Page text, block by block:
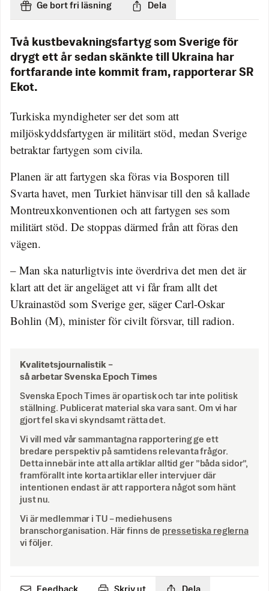
Ge bort fri läsning Dela
Två kustbevakningsfartyg som Sverige för
drygt ett år sedan skänkte till Ukraina har
fortfarande inte kommit fram, rapporterar SR
Ekot.
Turkiska myndigheter ser det som att
miljöskyddsfartygen är militärt stöd, medan Sverige
betraktar fartygen som civila.
Planen är att fartygen ska föras via Bosporen till
Svarta havet, men Turkiet hänvisar till den så kallade
Montreuxkonventionen och att fartygen ses som
militärt stöd. De stoppas därmed från att föras den
vägen.
– Man ska naturligtvis inte överdriva det men det är
klart att det är angeläget att vi får fram allt det
Ukrainastöd som Sverige ger, säger Carl-Oskar
Bohlin (M), minister för civilt försvar, till radion.
Kvalitetsjournalistik –
så arbetar Svenska Epoch Times
Svenska Epoch Times är opartisk och tar inte politisk
ställning. Publicerat material ska vara sant. Om vi har
gjort fel ska vi skyndsamt rätta det.
Vi vill med vår sammantagna rapportering ge ett
bredare perspektiv på samtidens relevanta frågor.
Detta innebär inte att alla artiklar alltid ger ”båda sidor”,
framförallt inte korta artiklar eller intervjuer där
intentionen endast är att rapportera något som hänt
just nu.
Vi är medlemmar i TU – mediehusens
branschorganisation. Här finns de pressetiska reglerna
vi följer.